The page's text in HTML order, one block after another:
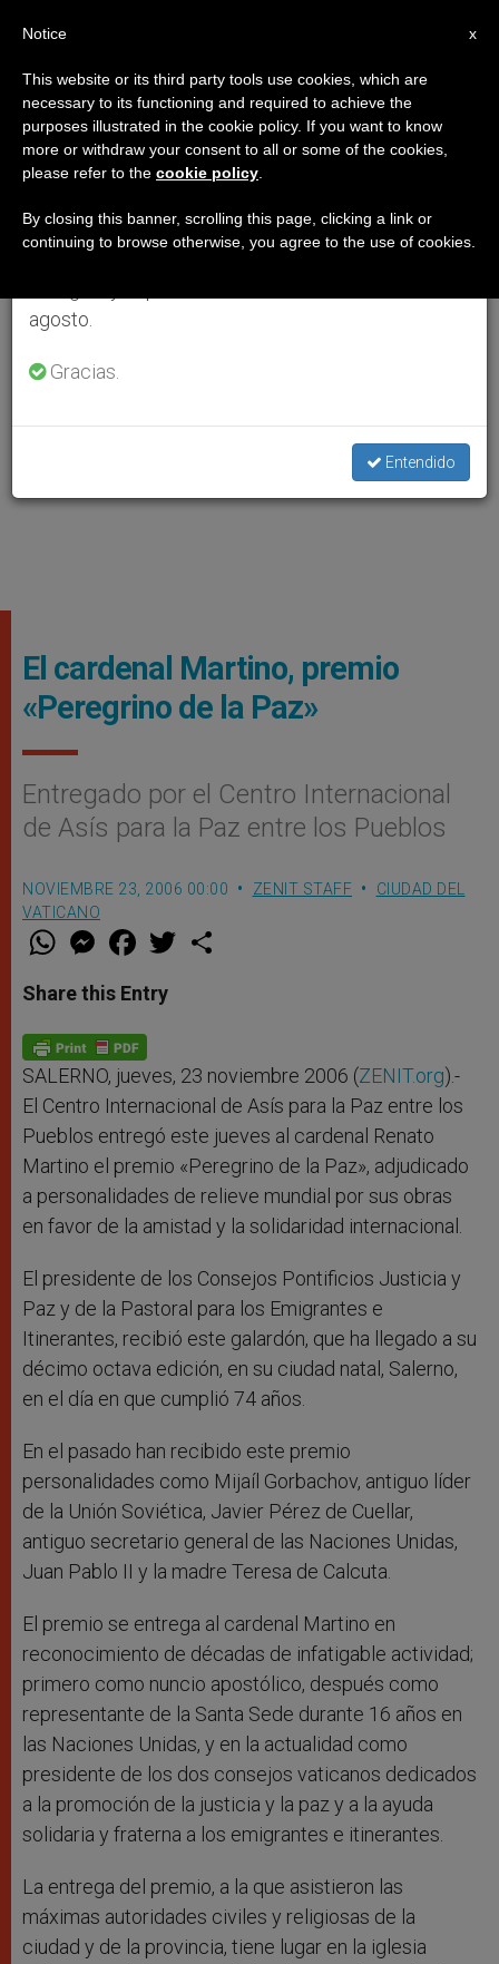
El cardenal Martino, premio
«Peregrino de la Paz»
Entregado por el Centro Internacional
de Asís para la Paz entre los Pueblos
NOVIEMBRE 23, 2006 00:00 ZENIT STAFF
CIUDAD DEL
VATICANO
W
t
s
p
p
M
e
s
e
g
e
r
F
a
e
b
o
k
w
Share this Entry
SALERNO, jueves, 23 noviembre 2006 (ZENIT.org).-
El Centro Internacional de Asís para la Paz entre los
Pueblos entregó este jueves al cardenal Renato
Martino el premio «Peregrino de la Paz», adjudicado
a personalidades de relieve mundial por sus obras
en favor de la amistad y la solidaridad internacional.
El presidente de los Consejos Pontificios Justicia y
Paz y de la Pastoral para los Emigrantes e
Itinerantes, recibió este galardón, que ha llegado a su
décimo octava edición, en su ciudad natal, Salerno,
en el día en que cumplió 74 años.
En el pasado han recibido este premio
personalidades como Mijaíl Gorbachov, antiguo líder
de la Unión Soviética, Javier Pérez de Cuellar,
antiguo secretario general de las Naciones Unidas,
Juan Pablo II y la madre Teresa de Calcuta.
El premio se entrega al cardenal Martino en
reconocimiento de décadas de infatigable actividad;
primero como nuncio apostólico, después como
representante de la Santa Sede durante 16 años en
las Naciones Unidas, y en la actualidad como
presidente de los dos consejos vaticanos dedicados
a la promoción de la justicia y la paz y a la ayuda
solidaria y fraterna a los emigrantes e itinerantes.
La entrega del premio, a la que asistieron las
máximas autoridades civiles y religiosas de la
ciudad y de la provincia, tiene lugar en la iglesia
×
Aviso importante
Del 27 de julio al 7 de agosto haremos la pausa
anual, aprovechando que en el periodo de verano
se generan menos informaciones y también el
agosto.
Gracias.
Entendido
x
Notice
This website or its third party tools use cookies, which are
necessary to its functioning and required to achieve the
purposes illustrated in the cookie policy. If you want to know
more or withdraw your consent to all or some of the cookies,
please refer to the cookie policy
By closing this banner, scrolling this page, clicking a link or
continuing to browse otherwise, you agree to the use of cookies.